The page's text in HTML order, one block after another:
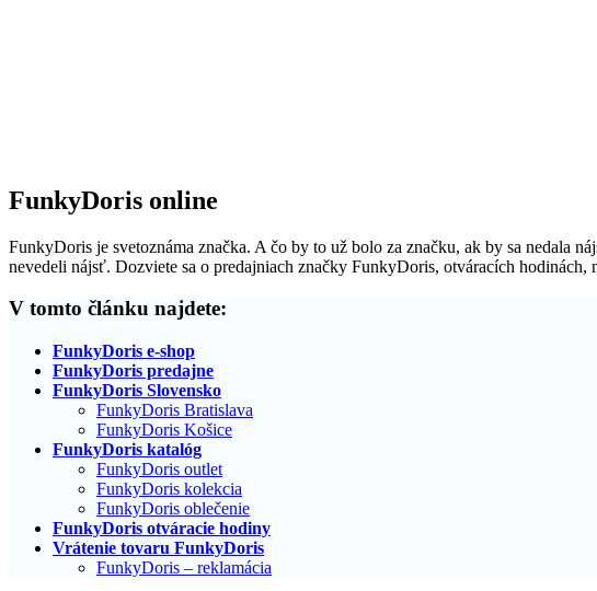
FunkyDoris online
FunkyDoris je svetoznáma značka. A čo by to už bolo za značku, ak by sa nedala
nevedeli nájsť. Dozviete sa o predajniach značky FunkyDoris, otváracích
V tomto článku najdete:
FunkyDoris e-shop
FunkyDoris predajne
FunkyDoris Slovensko
FunkyDoris Bratislava
FunkyDoris Košice
FunkyDoris katalóg
FunkyDoris outlet
FunkyDoris kolekcia
FunkyDoris oblečenie
FunkyDoris otváracie hodiny
Vrátenie tovaru FunkyDoris
FunkyDoris – reklamácia